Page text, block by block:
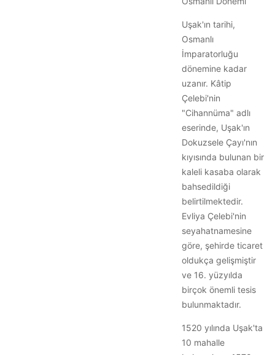
Uşak'ın tarihi,
Osmanlı
İmparatorluğu
dönemine kadar
uzanır. Kâtip
Çelebi'nin
"Cihannüma" adlı
eserinde, Uşak'ın
Dokuzsele Çayı'nın
kıyısında bulunan bir
kaleli kasaba olarak
bahsedildiği
belirtilmektedir.
Evliya Çelebi'nin
seyahatnamesine
göre, şehirde ticaret
oldukça gelişmiştir
ve 16. yüzyılda
birçok önemli tesis
bulunmaktadır.
1520 yılında Uşak'ta
10 mahalle